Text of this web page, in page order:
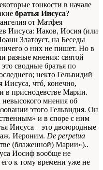
тонкости в начале
братья Иисуса?
от Матфея
Иисуса: Иаков, Иосия (или
Златоуст, на Беседы
о них не пишет. Но в
разные мнения: святой
сводные братья по
некто Гельвидий
Иисуса, чтó, конечно,
в приснодевстве Марии.
мнения об
этого Гельвидия. Он
и в споре с ним
Иисуса – это двоюродные
Иероним. De perpetua
(блаженной) Марии»)..
Иосиф вообще не
к тому времени уже не